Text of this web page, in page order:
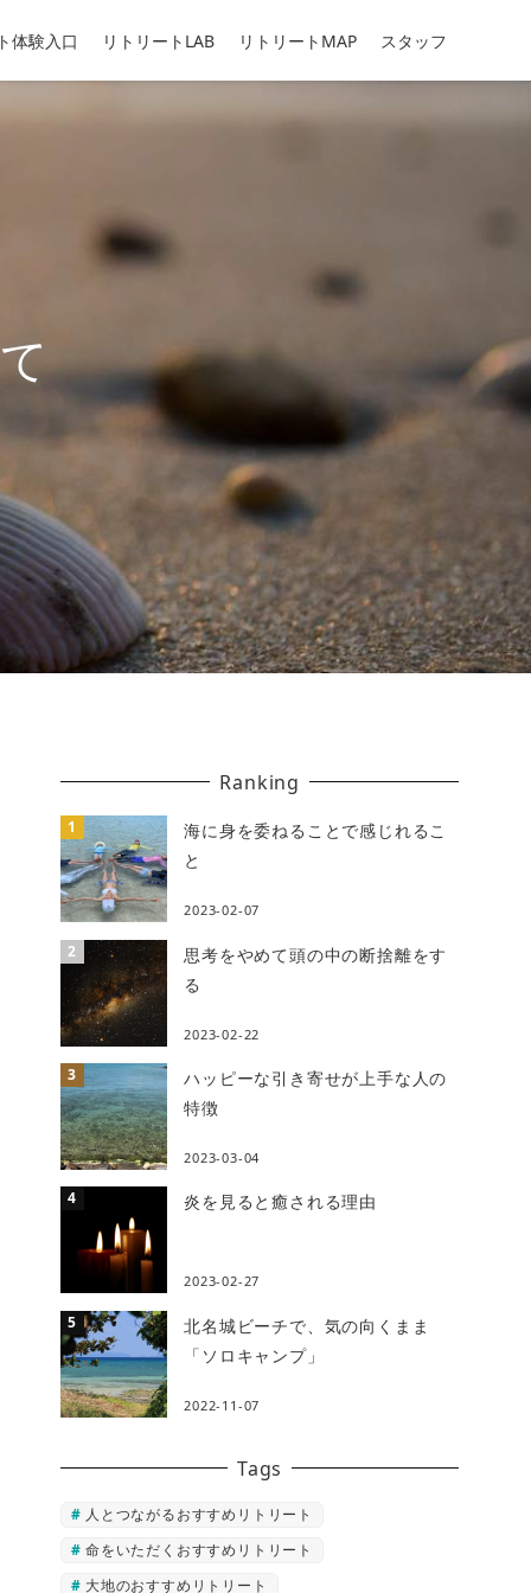
体験入口 リトリートLAB リトリートMAP スタッフ
Ranking
海に身を委ねることで感じれるこ
と
2023-02-07
思考をやめて頭の中の断捨離をす
る
2023-02-22
ハッピーな引き寄せが上手な人の
特徴
2023-03-04
炎を見ると癒される理由
2023-02-27
北名城ビーチで、気の向くまま
「ソロキャンプ」
2022-11-07
Tags
人とつながるおすすめリトリート
命をいただくおすすめリトリート
大地のおすすめリトリート